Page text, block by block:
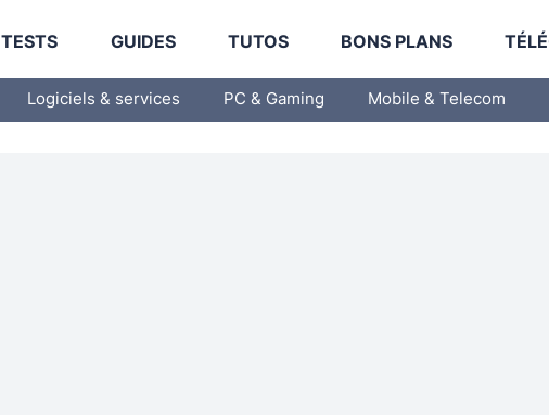
TESTS GUIDES TUTOS BONS PLANS
Logiciels & services PC & Gaming Mobile & Telecom